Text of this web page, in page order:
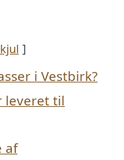
i Vestbirk?
leveret til
af